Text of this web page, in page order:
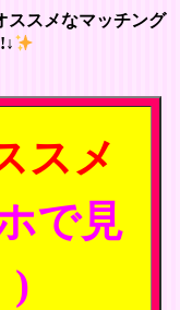
ススメなマッチング
スメ
で見
)